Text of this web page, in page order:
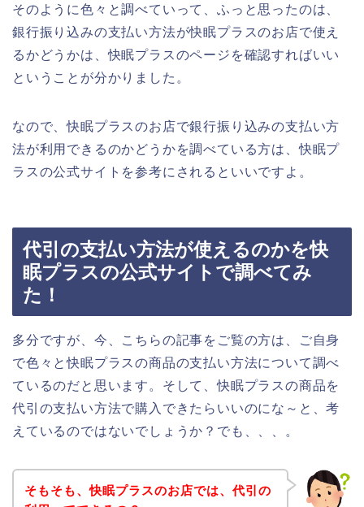
そのように色々と調べていって、ふっと思ったのは、
銀行振り込みの支払い方法が快眠プラスのお店で使え
るかどうかは、快眠プラスのページを確認すればいい
ということが分かりました。
なので、快眠プラスのお店で銀行振り込みの支払い方
法が利用できるのかどうかを調べている方は、快眠プ
ラスの公式サイトを参考にされるといいですよ。
代引の支払い方法が使えるのかを快
眠プラスの公式サイトで調べてみ
た！
多分ですが、今、こちらの記事をご覧の方は、ご自身
で色々と快眠プラスの商品の支払い方法について調べ
ているのだと思います。そして、快眠プラスの商品を
代引の支払い方法で購入できたらいいのにな～と、考
えているのではないでしょうか？でも、、、。
そもそも、快眠プラスのお店では、代引の